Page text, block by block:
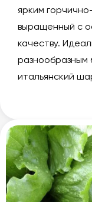
ярким
выращенный с
качеству.
итальянский